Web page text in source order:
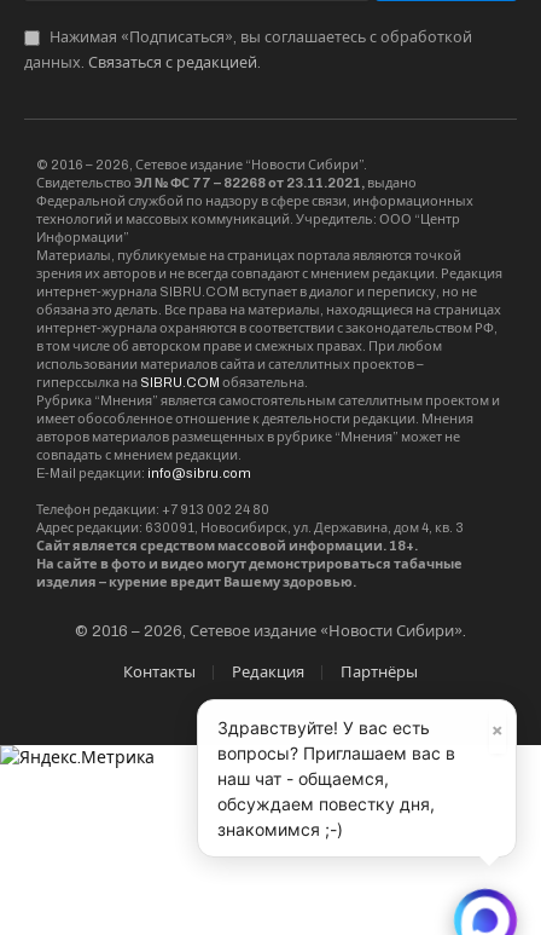
строительство дороги с компанией “Сибмост”
стала компания “Новосибирскавтодор”.
Сейчас ведется строительство первого этапа ,
летом 2025 года был открыт первый участок
протяженностью 12,4 км от пересечения с
автодорогой К19-р до развязки у села
Новолуговое; в августе открыт участок
протяженностью 1,1 км с путепроводом и
подходами к нему на км 34, в месте
пересечения с автодорогой Академгородок –
Кольцово.
Начало строительно-монтажных работ
третьего этапа предварительно запланировано
на 2026 год.
Новосибирскавтодор Сибмост Сибуправтодор
SibRu.com" являются результатом коллективной работы
редакции (за исключением случаев, если указана ссылка
×
Здравствуйте! У вас есть
вопросы? Приглашаем вас в
наш чат - общаемся,
обсуждаем повестку дня,
знакомимся ;-)